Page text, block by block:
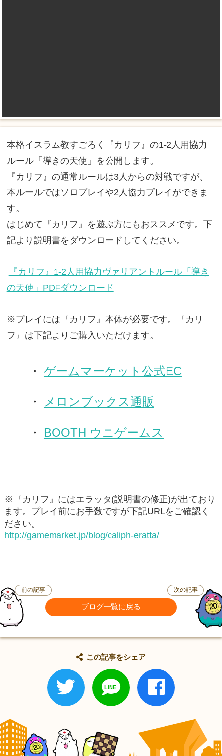
本格イスラム教すごろく『カリフ』の1-2人用協力
ルール「導きの天使」を公開します。
『カリフ』の通常ルールは3人からの対戦ですが、
本ルールではソロプレイや2人協力プレイができま
す。
はじめて『カリフ』を遊ぶ方にもおススメです。下
記より説明書をダウンロードしてください。
『カリフ』1-2人用協力ヴァリアントルール「導き
の天使」PDFダウンロード
※プレイには『カリフ』本体が必要です。『カリ
フ』は下記よりご購入いただけます。
ゲームマーケット公式EC
メロンブックス通販
BOOTH ウニゲームス
※『カリフ』にはエラッタ(説明書の修正)が出ており
ます。プレイ前にお手数ですが下記URLをご確認く
ださい。
http://gamemarket.jp/blog/caliph-eratta/
前の記事
ブログ一覧に戻る
次の記事
この記事をシェア